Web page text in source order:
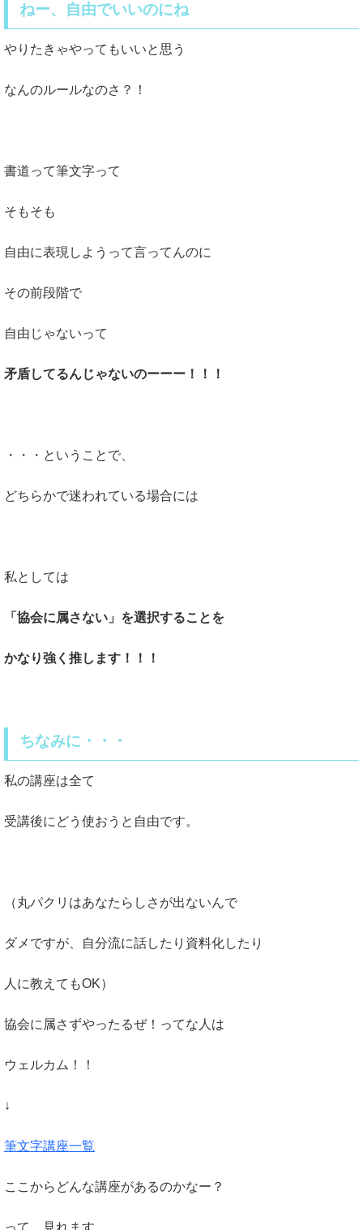
ねー、自由でいいのにね
やりたきゃやってもいいと思う
なんのルールなのさ？！
書道って筆文字って
そもそも
自由に表現しようって言ってんのに
その前段階で
自由じゃないって
矛盾してるんじゃないのーーー！！！
・・・ということで、
どちらかで迷われている場合には
私としては
「協会に属さない」を選択することを
かなり強く推します！！！
ちなみに・・・
私の講座は全て
受講後にどう使おうと自由です。
（丸パクリはあなたらしさが出ないんで
ダメですが、自分流に話したり資料化したり
人に教えてもOK）
協会に属さずやったるぜ！ってな人は
ウェルカム！！
↓
筆文字講座一覧
ここからどんな講座があるのかなー？
って、見れます。